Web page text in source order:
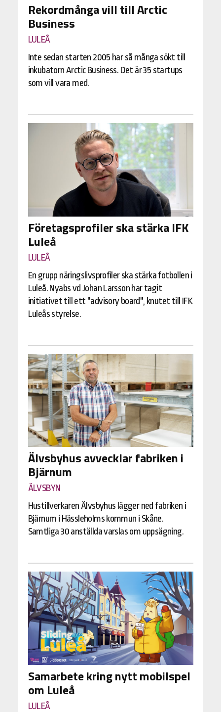
Rekordmånga vill till Arctic
Business
LULEÅ
Inte sedan starten 2005 har så många sökt till
inkubatorn Arctic Business. Det är 35 startups
som vill vara med.
Företagsprofiler ska stärka IFK
Luleå
LULEÅ
En grupp näringslivsprofiler ska stärka fotbollen i
Luleå. Nyabs vd Johan Larsson har tagit
initiativet till ett "advisory board", knutet till IFK
Luleås styrelse.
Älvsbyhus avvecklar fabriken i
Bjärnum
ÄLVSBYN
Hustillverkaren Älvsbyhus lägger ned fabriken i
Bjärnum i Hässleholms kommun i Skåne.
Samtliga 30 anställda varslas om uppsägning.
Samarbete kring nytt mobilspel
om Luleå
LULEÅ